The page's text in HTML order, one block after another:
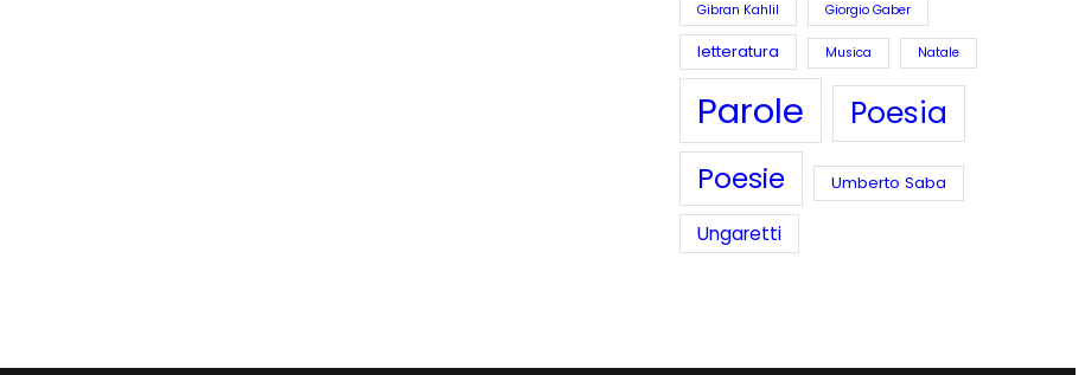
Gibran Kahlil Giorgio Gaber
letteratura Musica Natale
Parole Poesia
Poesie Umberto Saba
Ungaretti